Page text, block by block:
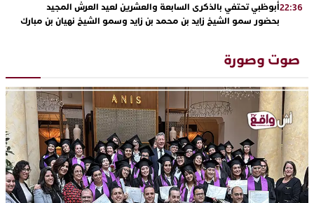
22:36أبوظبي تحتفي بالذكرى السابعة والعشرين لعيد العرش المجيد
بحضور سمو الشيخ زايد بن محمد بن زايد وسمو الشيخ نهيان بن مبارك
“كوفرة فالغيس”
19:11يقظة أمنية تنهي كابوس الفتاة القاصر: كواليس مثيرة لعملية تحرير
17:27 اتحاد المقاولات الإعلامية يقود قاطرة التكوين بالجديدة ويستضيف
الإعلامي سعيد بلفقير في دورة استثنائية
23:18ترسيخا لثقافة ترشيد الموارد المائية.. اختتام فعاليات النسخة الثانية
من “القرية الذكية للماء” بمركز الاصطياف ببوزنيقة
صوت وصورة